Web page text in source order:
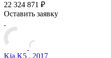
22 324 871 ₽
Оставить заявку
Kia K5 , 2017